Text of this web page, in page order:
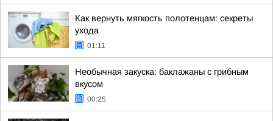
Как вернуть мягкость полотенцам: секреты
ухода
01:11
Необычная закуска: баклажаны с грибным
вкусом
00:25